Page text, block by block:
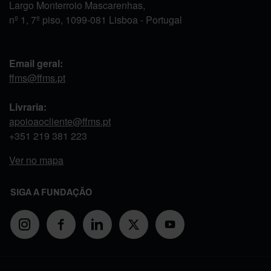
Largo Monterroio Mascarenhas,
nº 1, 7º piso, 1099-081 Lisboa - Portugal
Email geral:
ffms@ffms.pt
Livraria:
apoioaocliente@ffms.pt
+351 219 381 223
Ver no mapa
SIGA A FUNDAÇÃO